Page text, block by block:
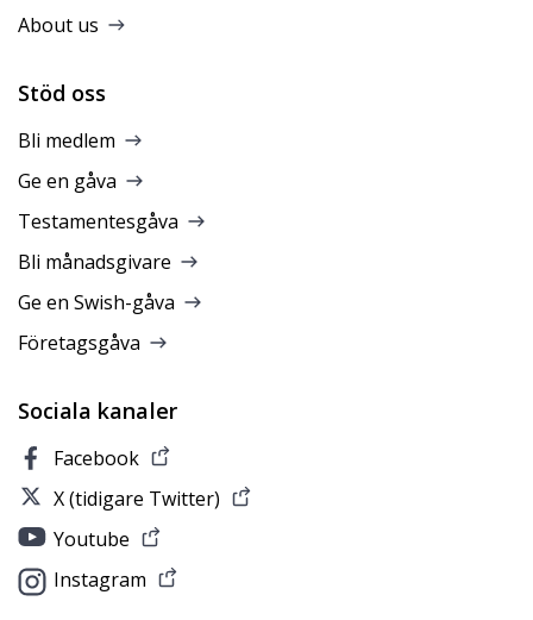
About us
Stöd oss
Bli medlem
Ge en gåva
Testamentesgåva
Bli månadsgivare
Ge en Swish-gåva
Företagsgåva
Sociala kanaler
Facebook
X (tidigare Twitter)
Youtube
Instagram